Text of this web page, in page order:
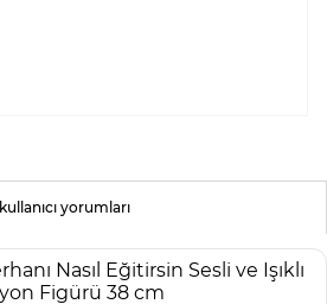
kullanıcı yorumları